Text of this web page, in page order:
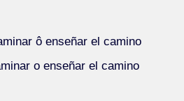
ô enseñar el camino
o enseñar el camino